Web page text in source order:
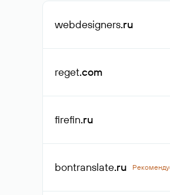
webdesigners.ru
reget.com
firefin.ru
bontranslate.ru